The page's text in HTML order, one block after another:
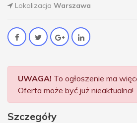
Lokalizacja Warszawa
UWAGA! To ogłoszenie ma
Oferta może być już nieaktualna!
Szczegóły